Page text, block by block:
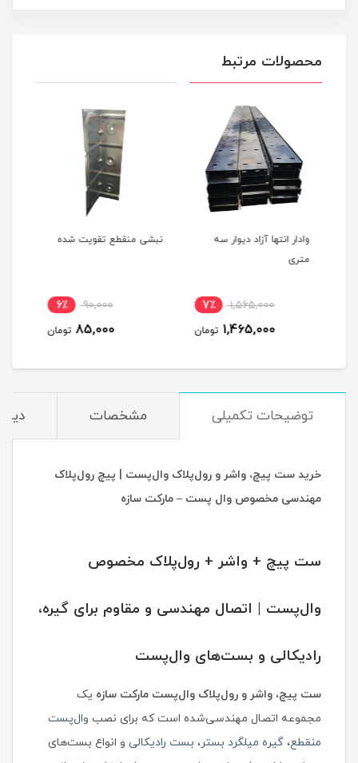
محصولات مرتبط
وادار انتها آزاد دیوار سه
متری
1,565,000 7٪
1,465,000 تومان
نبشی منقطع تقویت شده
90,000 6٪
85,000 تومان
توضیحات تکمیلی مشخصات
خرید ست پیچ، واشر و رول‌پلاک وال‌پست | پیچ رول‌پلاک
مهندسی مخصوص وال پست – مارکت سازه
ست پیچ + واشر + رول‌پلاک مخصوص
وال‌پست | اتصال مهندسی و مقاوم برای گیره،
رادیکالی و بست‌های وال‌پست
ست پیچ، واشر و رول‌پلاک وال‌پست مارکت سازه یک
مجموعه اتصال مهندسی‌شده است که برای نصب وال‌پست
منقطع، گیره میلگرد بستر، بست رادیکالی و انواع بست‌های